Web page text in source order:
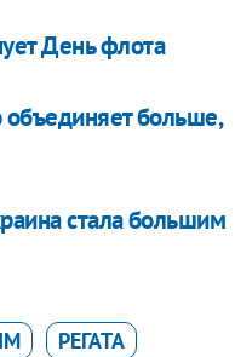
День флота
объединяет больше,
стала большим
РЕГАТА